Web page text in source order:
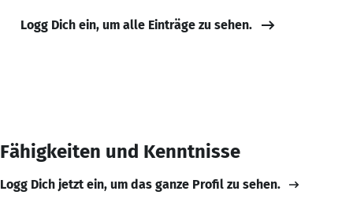
Logg Dich ein, um alle Einträge zu sehen.
Fähigkeiten und Kenntnisse
Logg Dich jetzt ein, um das ganze Profil zu sehen.